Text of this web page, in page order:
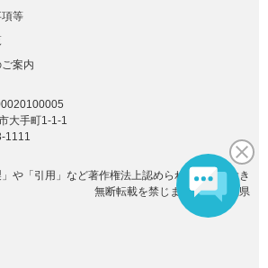
等
案内
大手町1-1-1
1111
」や「引用」など著作権法上認められた場合を除き
無断転載を禁じます。(C)群馬県